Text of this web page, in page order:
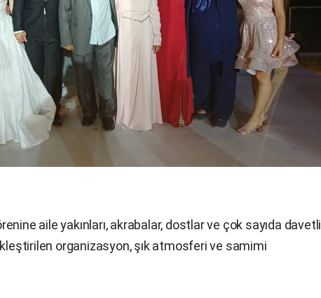
aile yakınları, akrabalar, dostlar ve çok sayıda davetli
organizasyon, şık atmosferi ve samimi